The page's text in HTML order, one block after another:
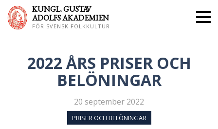
KUNGL. GUSTAV
ADOLFS AKADEMIEN
FÖR SVENSK FOLKKULTUR
2022 ÅRS PRISER OCH
BELÖNINGAR
20 september 2022
PRISER OCH BELÖNINGAR